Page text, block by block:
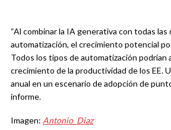
“Al combinar la IA generativa con todas
automatización, el crecimiento potencial
Todos los tipos de automatización podrían
crecimiento de la productividad de los EE.
anual en un escenario de adopción de
informe.
Imagen: Antonio_Diaz